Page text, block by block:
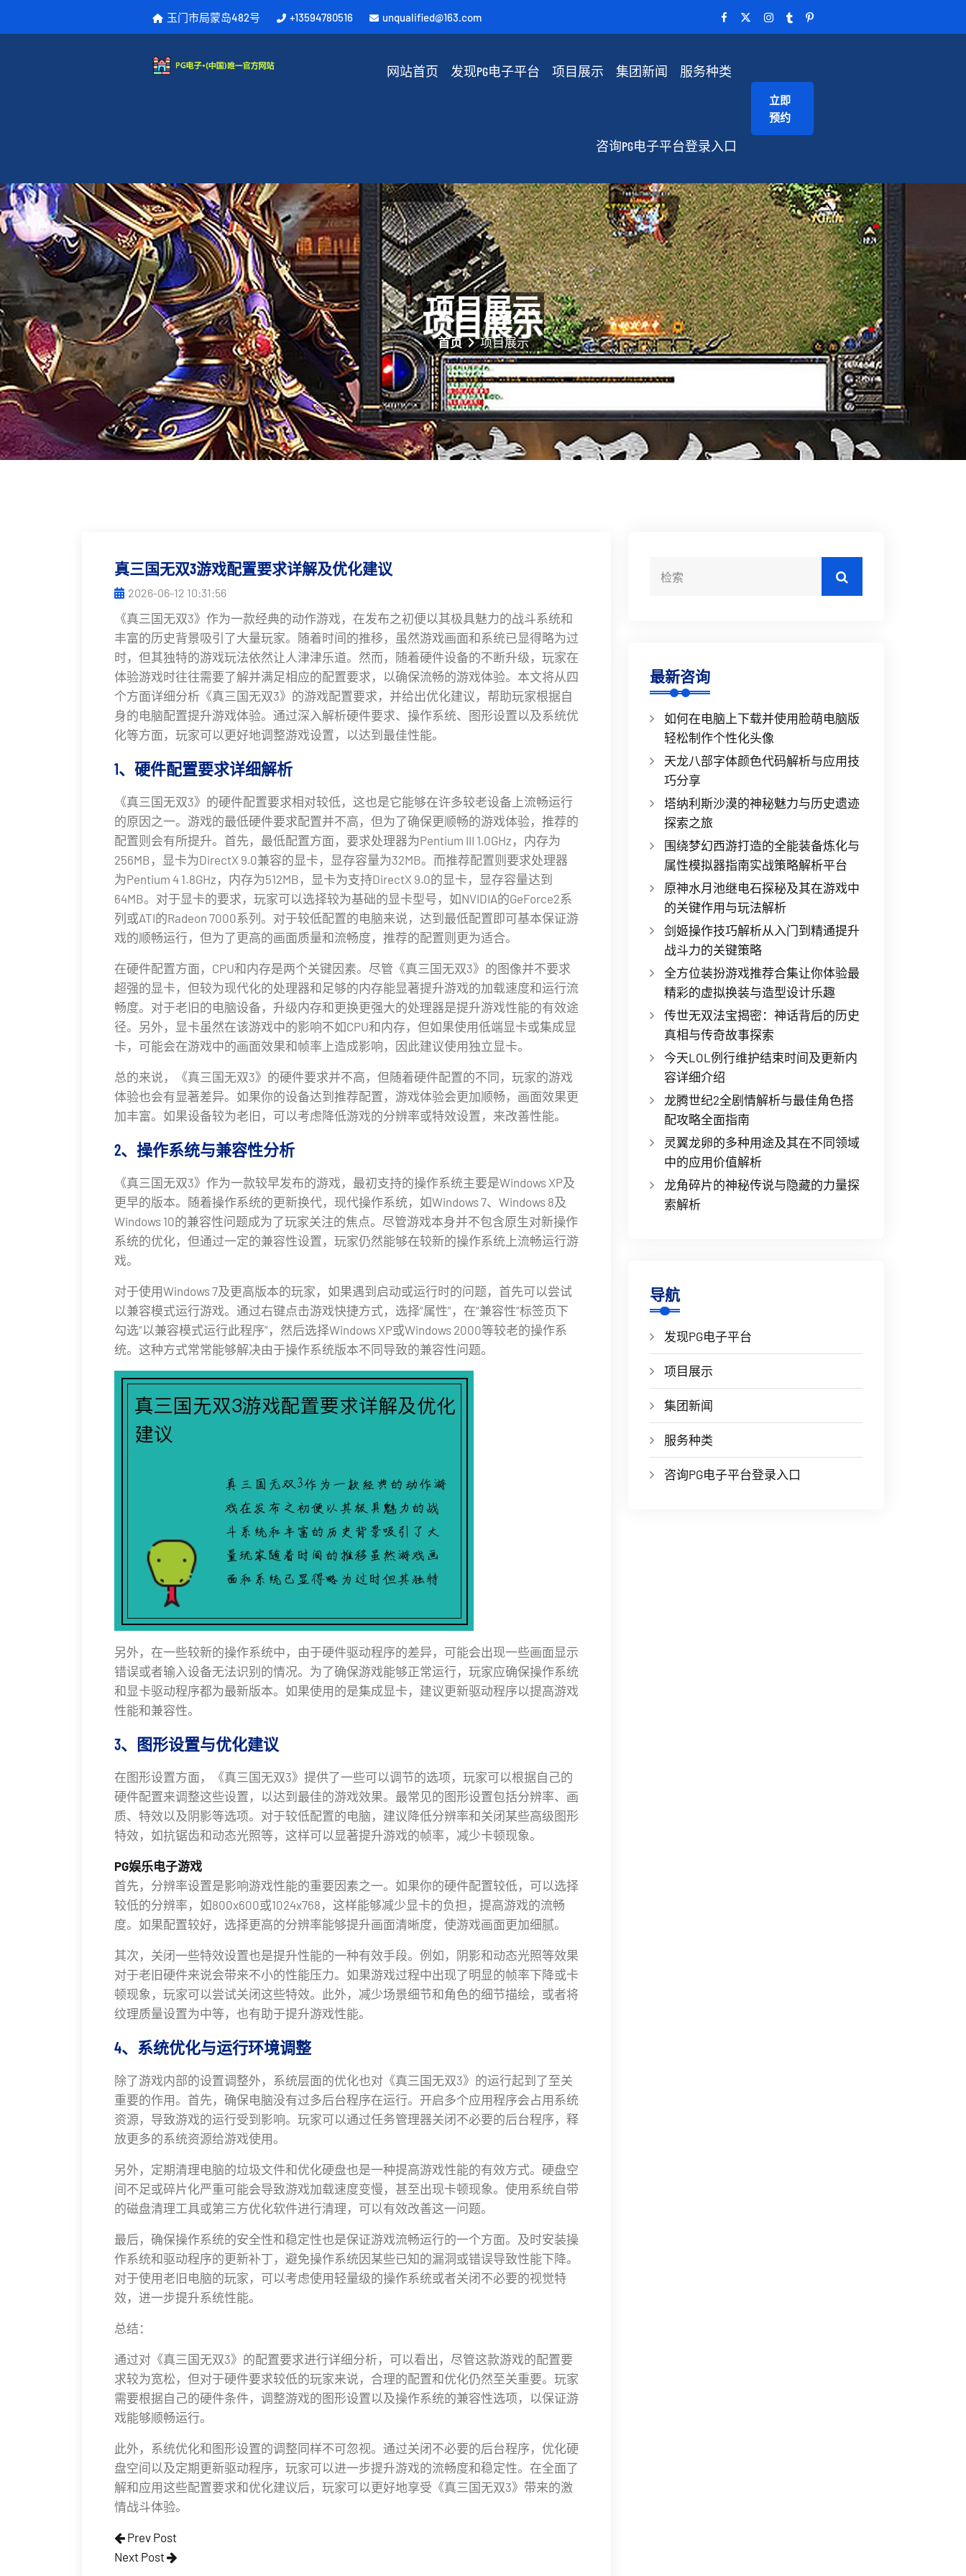
玉门市局蒙岛482号 +13594780516 unqualified@163.com
网站首页 发现PG电子平台 项目展示 集团新闻 服务种类
咨询PG电子平台登录入口
立即
预约
项目展示
首页 项目展示
真三国无双3游戏配置要求详解及优化建议
2026-06-12 10:31:56
《真三国无双3》作为一款经典的动作游戏，在发布之初便以其极具魅力的战斗系统和
丰富的历史背景吸引了大量玩家。随着时间的推移，虽然游戏画面和系统已显得略为过
时，但其独特的游戏玩法依然让人津津乐道。然而，随着硬件设备的不断升级，玩家在
体验游戏时往往需要了解并满足相应的配置要求，以确保流畅的游戏体验。本文将从四
个方面详细分析《真三国无双3》的游戏配置要求，并给出优化建议，帮助玩家根据自
身的电脑配置提升游戏体验。通过深入解析硬件要求、操作系统、图形设置以及系统优
化等方面，玩家可以更好地调整游戏设置，以达到最佳性能。
1、硬件配置要求详细解析
《真三国无双3》的硬件配置要求相对较低，这也是它能够在许多较老设备上流畅运行
的原因之一。游戏的最低硬件要求配置并不高，但为了确保更顺畅的游戏体验，推荐的
配置则会有所提升。首先，最低配置方面，要求处理器为Pentium III 1.0GHz，内存为
256MB，显卡为DirectX 9.0兼容的显卡，显存容量为32MB。而推荐配置则要求处理器
为Pentium 4 1.8GHz，内存为512MB，显卡为支持DirectX 9.0的显卡，显存容量达到
64MB。对于显卡的要求，玩家可以选择较为基础的显卡型号，如NVIDIA的GeForce2系
列或ATI的Radeon 7000系列。对于较低配置的电脑来说，达到最低配置即可基本保证游
戏的顺畅运行，但为了更高的画面质量和流畅度，推荐的配置则更为适合。
在硬件配置方面，CPU和内存是两个关键因素。尽管《真三国无双3》的图像并不要求
超强的显卡，但较为现代化的处理器和足够的内存能显著提升游戏的加载速度和运行流
畅度。对于老旧的电脑设备，升级内存和更换更强大的处理器是提升游戏性能的有效途
径。另外，显卡虽然在该游戏中的影响不如CPU和内存，但如果使用低端显卡或集成显
卡，可能会在游戏中的画面效果和帧率上造成影响，因此建议使用独立显卡。
总的来说，《真三国无双3》的硬件要求并不高，但随着硬件配置的不同，玩家的游戏
体验也会有显著差异。如果你的设备达到推荐配置，游戏体验会更加顺畅，画面效果更
加丰富。如果设备较为老旧，可以考虑降低游戏的分辨率或特效设置，来改善性能。
2、操作系统与兼容性分析
《真三国无双3》作为一款较早发布的游戏，最初支持的操作系统主要是Windows XP及
更早的版本。随着操作系统的更新换代，现代操作系统，如Windows 7、Windows 8及
Windows 10的兼容性问题成为了玩家关注的焦点。尽管游戏本身并不包含原生对新操作
系统的优化，但通过一定的兼容性设置，玩家仍然能够在较新的操作系统上流畅运行游
戏。
对于使用Windows 7及更高版本的玩家，如果遇到启动或运行时的问题，首先可以尝试
以兼容模式运行游戏。通过右键点击游戏快捷方式，选择“属性”，在“兼容性”标签页下
勾选“以兼容模式运行此程序”，然后选择Windows XP或Windows 2000等较老的操作系
统。这种方式常常能够解决由于操作系统版本不同导致的兼容性问题。
另外，在一些较新的操作系统中，由于硬件驱动程序的差异，可能会出现一些画面显示
错误或者输入设备无法识别的情况。为了确保游戏能够正常运行，玩家应确保操作系统
和显卡驱动程序都为最新版本。如果使用的是集成显卡，建议更新驱动程序以提高游戏
性能和兼容性。
3、图形设置与优化建议
在图形设置方面，《真三国无双3》提供了一些可以调节的选项，玩家可以根据自己的
硬件配置来调整这些设置，以达到最佳的游戏效果。最常见的图形设置包括分辨率、画
质、特效以及阴影等选项。对于较低配置的电脑，建议降低分辨率和关闭某些高级图形
特效，如抗锯齿和动态光照等，这样可以显著提升游戏的帧率，减少卡顿现象。
PG娱乐电子游戏
首先，分辨率设置是影响游戏性能的重要因素之一。如果你的硬件配置较低，可以选择
较低的分辨率，如800x600或1024x768，这样能够减少显卡的负担，提高游戏的流畅
度。如果配置较好，选择更高的分辨率能够提升画面清晰度，使游戏画面更加细腻。
其次，关闭一些特效设置也是提升性能的一种有效手段。例如，阴影和动态光照等效果
对于老旧硬件来说会带来不小的性能压力。如果游戏过程中出现了明显的帧率下降或卡
顿现象，玩家可以尝试关闭这些特效。此外，减少场景细节和角色的细节描绘，或者将
纹理质量设置为中等，也有助于提升游戏性能。
4、系统优化与运行环境调整
除了游戏内部的设置调整外，系统层面的优化也对《真三国无双3》的运行起到了至关
重要的作用。首先，确保电脑没有过多后台程序在运行。开启多个应用程序会占用系统
资源，导致游戏的运行受到影响。玩家可以通过任务管理器关闭不必要的后台程序，释
放更多的系统资源给游戏使用。
另外，定期清理电脑的垃圾文件和优化硬盘也是一种提高游戏性能的有效方式。硬盘空
间不足或碎片化严重可能会导致游戏加载速度变慢，甚至出现卡顿现象。使用系统自带
的磁盘清理工具或第三方优化软件进行清理，可以有效改善这一问题。
最后，确保操作系统的安全性和稳定性也是保证游戏流畅运行的一个方面。及时安装操
作系统和驱动程序的更新补丁，避免操作系统因某些已知的漏洞或错误导致性能下降。
对于使用老旧电脑的玩家，可以考虑使用轻量级的操作系统或者关闭不必要的视觉特
效，进一步提升系统性能。
总结：
通过对《真三国无双3》的配置要求进行详细分析，可以看出，尽管这款游戏的配置要
求较为宽松，但对于硬件要求较低的玩家来说，合理的配置和优化仍然至关重要。玩家
需要根据自己的硬件条件，调整游戏的图形设置以及操作系统的兼容性选项，以保证游
戏能够顺畅运行。
此外，系统优化和图形设置的调整同样不可忽视。通过关闭不必要的后台程序，优化硬
盘空间以及定期更新驱动程序，玩家可以进一步提升游戏的流畅度和稳定性。在全面了
解和应用这些配置要求和优化建议后，玩家可以更好地享受《真三国无双3》带来的激
情战斗体验。
Prev Post
Next Post
最新咨询
如何在电脑上下载并使用脸萌电脑版
轻松制作个性化头像
天龙八部字体颜色代码解析与应用技
巧分享
塔纳利斯沙漠的神秘魅力与历史遗迹
探索之旅
围绕梦幻西游打造的全能装备炼化与
属性模拟器指南实战策略解析平台
原神水月池继电石探秘及其在游戏中
的关键作用与玩法解析
剑姬操作技巧解析从入门到精通提升
战斗力的关键策略
全方位装扮游戏推荐合集让你体验最
精彩的虚拟换装与造型设计乐趣
传世无双法宝揭密：神话背后的历史
真相与传奇故事探索
今天LOL例行维护结束时间及更新内
容详细介绍
龙腾世纪2全剧情解析与最佳角色搭
配攻略全面指南
灵翼龙卵的多种用途及其在不同领域
中的应用价值解析
龙角碎片的神秘传说与隐藏的力量探
索解析
导航
发现PG电子平台
项目展示
集团新闻
服务种类
咨询PG电子平台登录入口